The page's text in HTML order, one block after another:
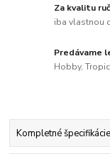
Za kvalitu
iba vlastnou
Predávame
Hobby,
Kompletné špecifikácie